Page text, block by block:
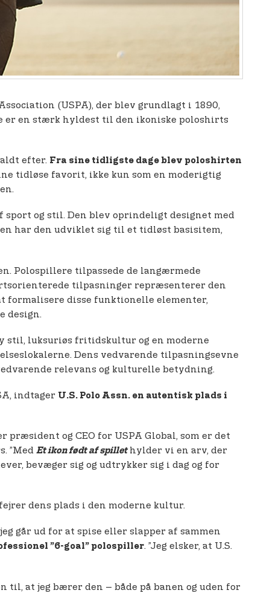
(USPA), der blev grundlagt i 1890,
er en stærk hyldest til den ikoniske poloshirts
efter. Fra sine tidligste dage blev poloshirten
tidløse favorit, ikke kun som en moderigtig
og stil. Den blev oprindeligt designet med
har den udviklet sig til et tidløst basisitem,
Polospillere tilpassede de langærmede
tilpasninger repræsenterer den
formalisere disse funktionelle elementer,
design.
stil, luksuriøs fritidskultur og en moderne
Dens vedvarende tilpasningsevne
relevans og kulturelle betydning.
indtager U.S. Polo Assn. en autentisk plads i
præsident og CEO for USPA Global, som er det
”Med Et ikon født af spillethylder vi en arv, der
bevæger sig og udtrykker sig i dag og for
dens plads i den moderne kultur.
går ud for at spise eller slapper af sammen
”6-goal” polospiller. ”Jeg elsker, at U.S.
til, at jeg bærer den – både på banen og uden for